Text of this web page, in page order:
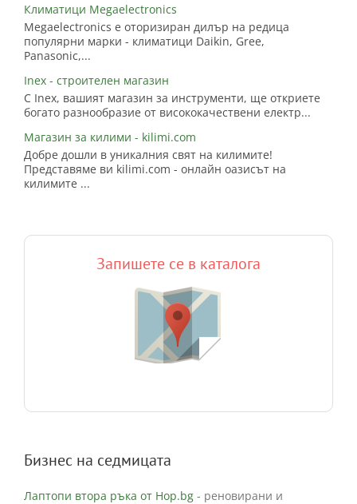
Климатици Megaelectronics
Megaelectronics е оторизиран дилър на редица
популярни марки - климатици Daikin, Gree,
Panasonic,...
Inex - строителен магазин
С Inex, вашият магазин за инструменти, ще откриете
богато разнообразие от висококачествени електр...
Магазин за килими - kilimi.com
Добре дошли в уникалния свят на килимите!
Представяме ви kilimi.com - онлайн оазисът на
килимите ...
Запишете се в каталога
Бизнес на седмицата
Лаптопи втора ръка от Hop.bg - реновирани и